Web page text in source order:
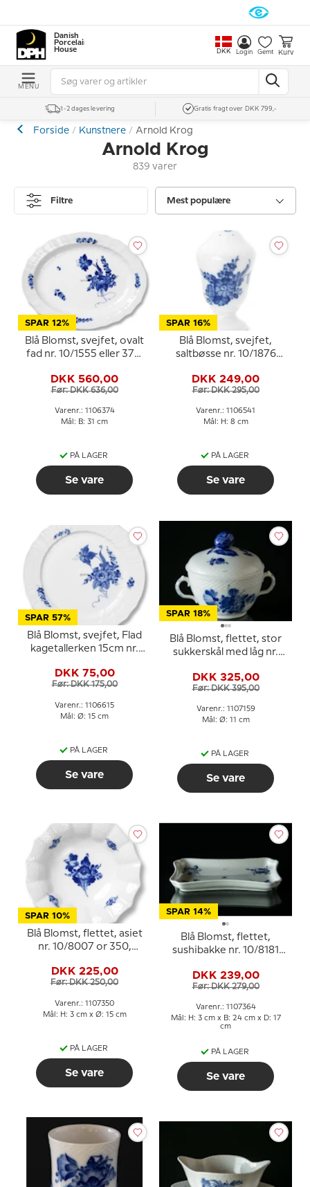
Danish
Porcelain
House
DKK Login Gemt Kurv
MENU
1-2 dages levering Gratis fragt over DKK 799,-
Forside Kunstnere Arnold Krog
Arnold Krog
839 varer
Filtre Mest populære
SPAR 12%
Blå Blomst, svejfet, ovalt
fad nr. 10/1555 eller 374,
cm
DKK 560,00
Før: DKK 636,00
Varenr.: 1106374
Mål: B: 31 cm
PÅ LAGER
Se vare
SPAR 16%
Blå Blomst, svejfet,
saltbøsse nr. 10/1876
Copenhagen
DKK 249,00
Før: DKK 295,00
Varenr.: 1106541
Mål: H: 8 cm
PÅ LAGER
Se vare
SPAR 57%
Blå Blomst, svejfet, Flad
kagetallerken 15cm nr.
Copenhagen
DKK 75,00
Før: DKK 175,00
Varenr.: 1106615
Mål: Ø: 15 cm
PÅ LAGER
Se vare
SPAR 18%
Blå Blomst, flettet, stor
sukkerskål med låg nr.
Copenhagen
DKK 325,00
Før: DKK 395,00
Varenr.: 1107159
Mål: Ø: 11 cm
PÅ LAGER
Se vare
SPAR 10%
Blå Blomst, flettet, asiet
nr. 10/8007 or 350,
DKK 225,00
Før: DKK 250,00
Varenr.: 1107350
Mål: H: 3 cm x Ø: 15 cm
PÅ LAGER
Se vare
SPAR 14%
Blå Blomst, flettet,
sushibakke nr. 10/8181
og flødekande osv.,
Royal Copenhagen
25cm
DKK 239,00
Før: DKK 279,00
Varenr.: 1107364
Mål: H: 3 cm x B: 24 cm x D: 17
cm
PÅ LAGER
Se vare